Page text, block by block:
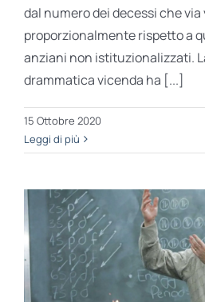
dal numero dei decessi che
proporzionalmente rispetto a
anziani non istituzionalizzati.
drammatica vicenda ha [...]
15 Ottobre 2020
Leggi di più